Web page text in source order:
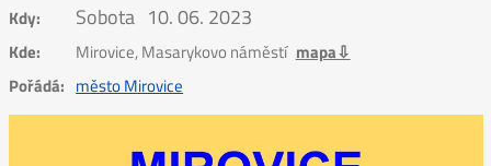
Kdy: Sobota 10. 06. 2023
Kde: Mirovice, Masarykovo náměstí mapa⇩
Pořádá: město Mirovice